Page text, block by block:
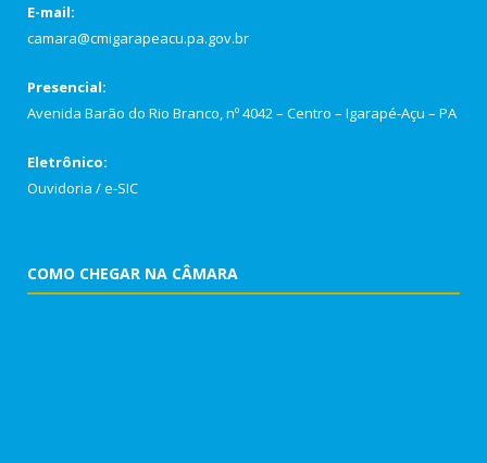
E-mail:
camara@cmigarapeacu.pa.gov.br
Presencial:
Avenida Barão do Rio Branco, nº 4042 – Centro – Igarapé-Açu – PA
Eletrônico:
Ouvidoria /e-SIC
COMO CHEGAR NA CÂMARA